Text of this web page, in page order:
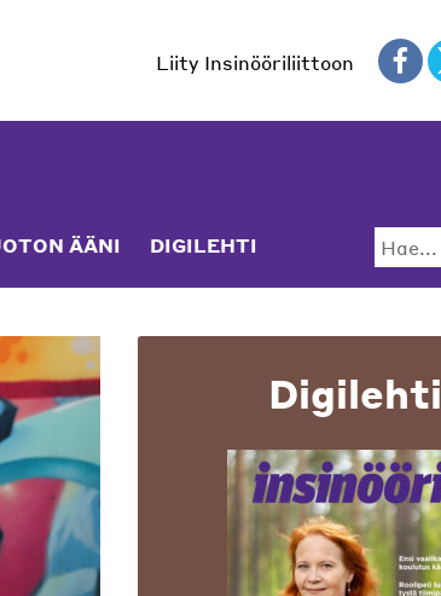
Liity Insinööriliittoon
ÄÄNI DIGILEHTI Hae...
Digilehti